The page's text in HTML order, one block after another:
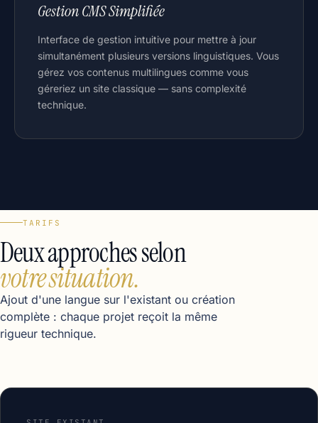
Gestion CMS Simplifiée
Interface de gestion intuitive pour mettre à jour
simultanément plusieurs versions linguistiques. Vous
gérez vos contenus multilingues comme vous
géreriez un site classique — sans complexité
technique.
TARIFS
Deux approches selon
votre situation.
Ajout d'une langue sur l'existant ou création
complète : chaque projet reçoit la même
rigueur technique.